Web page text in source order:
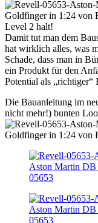
Level 2 halt!
Damit tut man dem
hat wirklich alles, was
Schade, dass man in
ein Produkt für den
Potential als „richtiger“
Die Bauanleitung im
nicht mehr!) bunten